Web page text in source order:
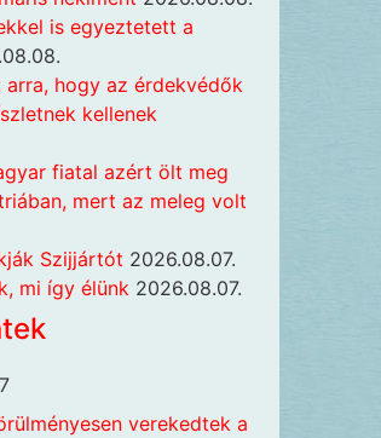
is egyeztetett a
hogy az érdekvédők
kellenek
fiatal azért ölt meg
mert az meleg volt
Szijjártót 2026.08.07.
mi így élünk 2026.08.07.
verekedtek a